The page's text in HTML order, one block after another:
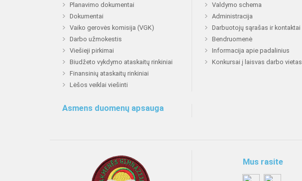
Planavimo dokumentai
Dokumentai
Vaiko gerovės komisija (VGK)
Darbo užmokestis
Viešieji pirkimai
Biudžeto vykdymo ataskaitų rinkiniai
Finansinių ataskaitų rinkiniai
Lėšos veiklai viešinti
Valdymo schema
Administracija
Darbuotojų sąrašas ir kontaktai
Bendruomenė
Informacija apie padalinius
Konkursai į laisvas darbo vietas
Asmens duomenų apsauga
Mus rasite